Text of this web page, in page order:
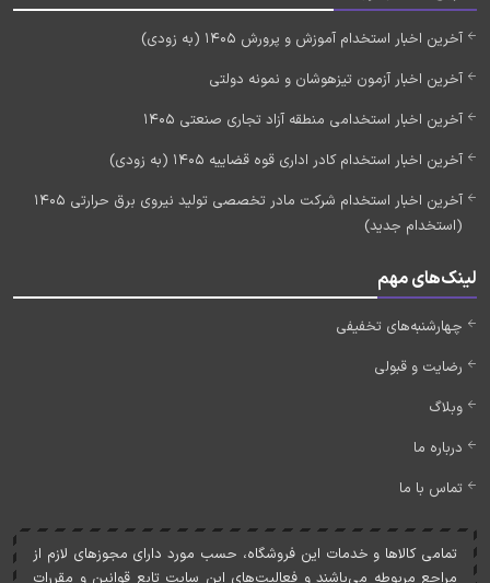
آخرین اخبار استخدام آموزش و پرورش 1405 (به زودی)
آخرین اخبار آزمون تیزهوشان و نمونه دولتی
آخرین اخبار استخدامی منطقه آزاد تجاری صنعتی 1405
آخرین اخبار استخدام کادر اداری قوه قضاییه 1405 (به زودی)
آخرین اخبار استخدام شرکت مادر تخصصی تولید نیروی برق حرارتی 1405
(استخدام جدید)
لینک‌های مهم
چهارشنبه‌های تخفیفی
رضایت و قبولی
وبلاگ
درباره ما
تماس با ما
تمامی کالاها و خدمات اين فروشگاه، حسب مورد دارای مجوزهای لازم از